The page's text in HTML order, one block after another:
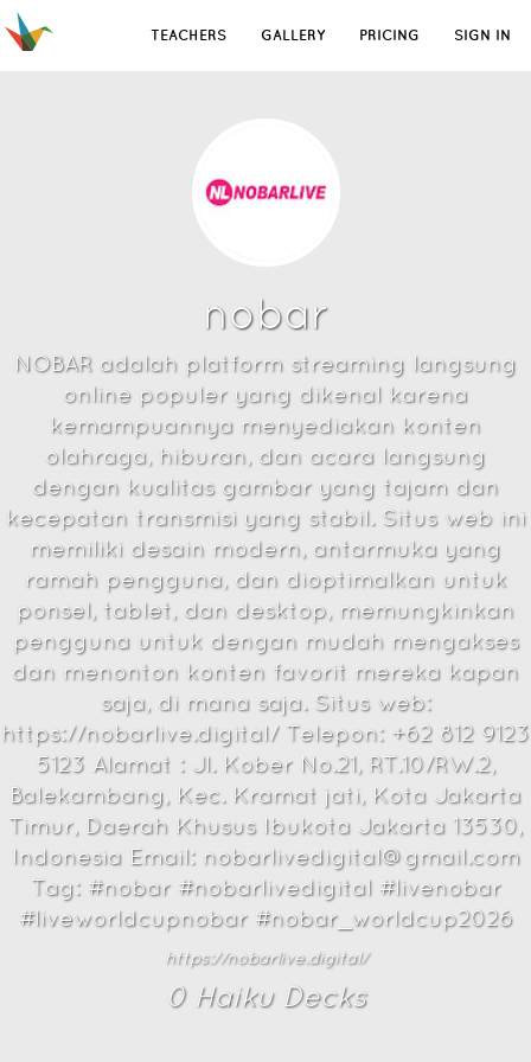
TEACHERS GALLERY PRICING SIGN IN
nobar
NOBAR adalah platform streaming langsung
online populer yang dikenal karena
kemampuannya menyediakan konten
olahraga, hiburan, dan acara langsung
dengan kualitas gambar yang tajam dan
kecepatan transmisi yang stabil. Situs web ini
memiliki desain modern, antarmuka yang
ramah pengguna, dan dioptimalkan untuk
ponsel, tablet, dan desktop, memungkinkan
pengguna untuk dengan mudah mengakses
dan menonton konten favorit mereka kapan
saja, di mana saja. Situs web:
https://nobarlive.digital/ Telepon: +62 812 9123
5123 Alamat : Jl. Kober No.21, RT.10/RW.2,
Balekambang, Kec. Kramat jati, Kota Jakarta
Timur, Daerah Khusus Ibukota Jakarta 13530,
Indonesia Email: nobarlivedigital@gmail.com
Tag: #nobar #nobarlivedigital #livenobar
#liveworldcupnobar #nobar_worldcup2026
https://nobarlive.digital/
0Haiku Decks